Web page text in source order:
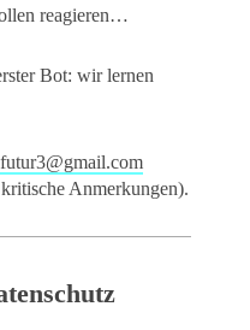
reagieren…
Bot: wir lernen
Anmerkungen).